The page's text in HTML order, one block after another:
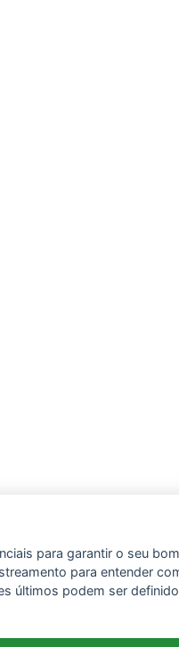
para garantir o seu
para entender
últimos podem ser